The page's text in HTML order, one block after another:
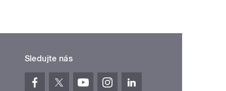
Sledujte nás